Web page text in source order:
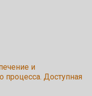
и
процесса. Доступная